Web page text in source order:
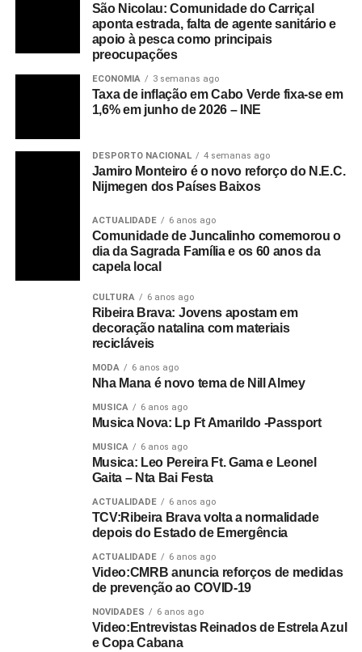
São Nicolau: Comunidade do Carriçal
aponta estrada, falta de agente sanitário e
apoio à pesca como principais
preocupações
ECONOMIA 3 semanas ago
Taxa de inflação em Cabo Verde fixa-se em
1,6% em junho de 2026 – INE
DESPORTO NACIONAL 4 semanas ago
Jamiro Monteiro é o novo reforço do N.E.C.
Nijmegen dos Países Baixos
ACTUALIDADE 6 anos ago
Comunidade de Juncalinho comemorou o
dia da Sagrada Família e os 60 anos da
capela local
CULTURA 6 anos ago
Ribeira Brava: Jovens apostam em
decoração natalina com materiais
recicláveis
MODA 6 anos ago
Nha Mana é novo tema de Nill Almey
MUSICA 6 anos ago
Musica Nova: Lp Ft Amarildo -Passport
MUSICA 6 anos ago
Musica: Leo Pereira Ft. Gama e Leonel
Gaita – Nta Bai Festa
ACTUALIDADE 6 anos ago
TCV:Ribeira Brava volta a normalidade
depois do Estado de Emergência
ACTUALIDADE 6 anos ago
Video:CMRB anuncia reforços de medidas
de prevenção ao COVID-19
NOVIDADES 6 anos ago
Video:Entrevistas Reinados de Estrela Azul
e Copa Cabana